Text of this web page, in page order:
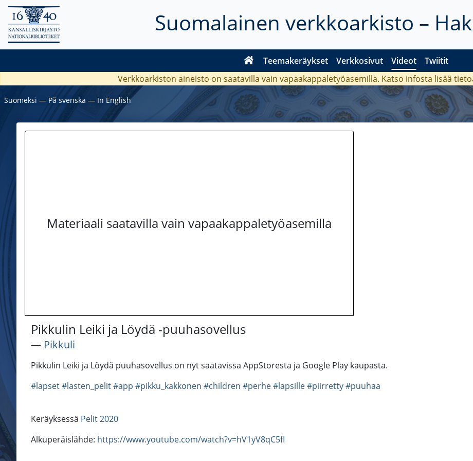
Suomalainen verkkoarkisto –
Teemakeräykset Verkkosivut Videot Twiitit
Verkkoarkiston aineisto on saatavilla vain vapaakappaletyöasemilla. Katso infosta lisää
Suomeksi ― På svenska ― In English
Materiaali saatavilla vain vapaakappaletyöasemilla
Pikkulin Leiki ja Löydä -puuhasovellus
― Pikkuli
Pikkulin Leiki ja Löydä puuhasovellus on nyt saatavissa AppStoresta ja Google Play kaupasta.
#lapset#lasten_pelit#app #pikku_kakkonen #children #perhe#lapsille#piirretty#puuhaa
Keräyksessä Pelit 2020
Alkuperäislähde: https://www.youtube.com/watch?v=hV1yV8qC5fI